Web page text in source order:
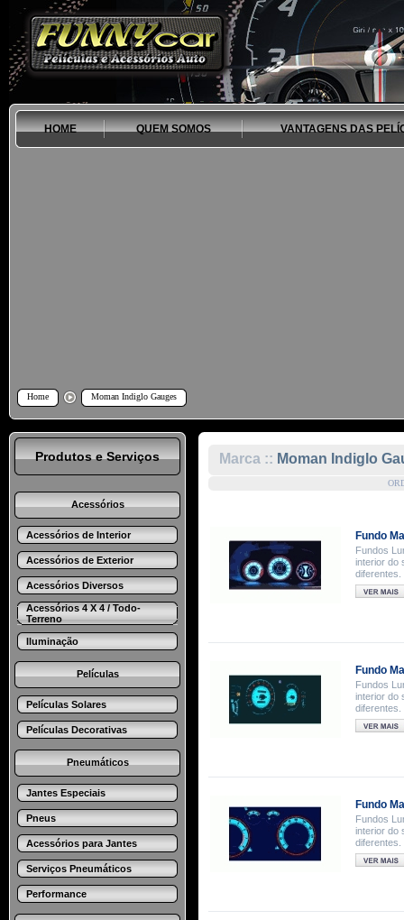
HOME QUEM SOMOS VANTAGENS DAS
Home Moman Indiglo Gauges
Produtos e Serviços
Acessórios
Acessórios de Interior
Acessórios de Exterior
Acessórios Diversos
Acessórios 4 X 4 / Todo-
Terreno
Iluminação
Películas
Películas Solares
Películas Decorativas
Pneumáticos
Jantes Especiais
Pneus
Acessórios para Jantes
Serviços Pneumáticos
Performance
Marca :: Moman Indiglo
Fundo
Fundos
interior do
diferentes.
Fundo
Fundos
interior do
diferentes.
Fundo
Fundos
interior do
diferentes.